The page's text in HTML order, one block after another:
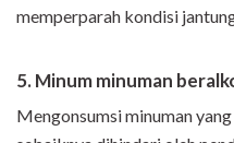
memperparah kondisi
5. Minum minuman
Mengonsumsi minuman